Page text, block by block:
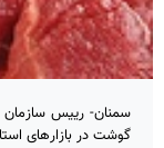
سمنان- رییس
گوشت در بازارهای